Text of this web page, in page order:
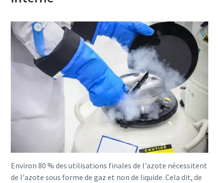
Environ 80 % des utilisations finales de l'azote nécessitent
de l'azote sous forme de gaz et non de liquide. Cela dit, de